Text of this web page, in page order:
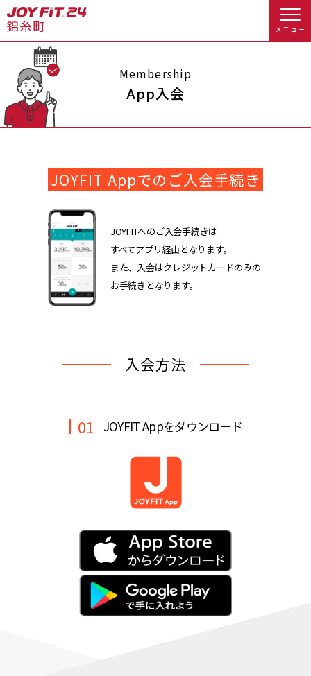
メニュー
店舗トップ
会員様へのお知らせ 予約する
休会お手続き
店舗情報・サービス
よくあるご質問 店舗へのお問い合わせ
入会のお手続きをする
入会するトップ
Appで入会手続き料金・サービス等詳しく見る
入会を悩まれている方へトップ
店舗情報・サービス
よくあるご質問 店舗へのお問い合わせ
JOYFIT総合トップ
Membership
App入会
JOYFIT Appでのご入会手続き
JOYFITへのご入会手続きは
すべてアプリ経由となります。
また、入会はクレジットカードのみの
お手続きとなります。
入会方法
01 JOYFIT Appをダウンロード